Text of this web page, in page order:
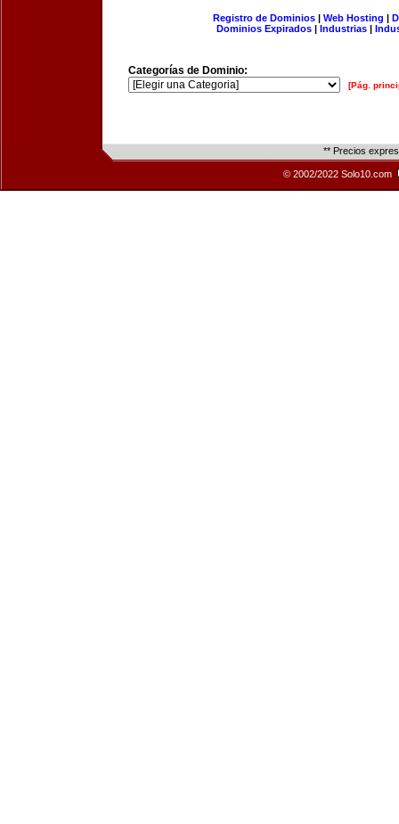
Registro de Dominios| Web Hosting |
Dominios Expirados | Industrias |
Categorías de Dominio:
[Pág.
** Precios
© 2002/2022 Solo10.com